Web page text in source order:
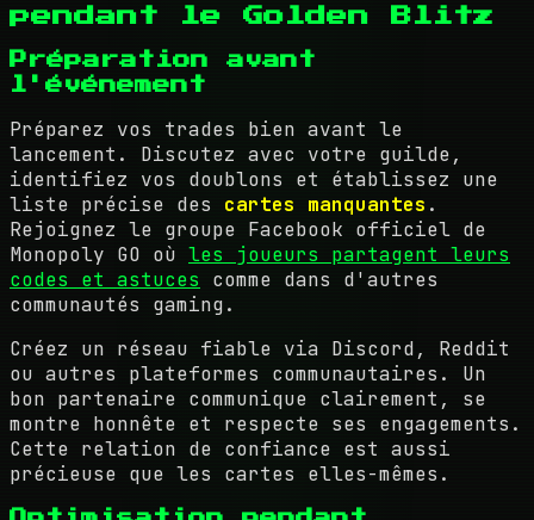
pendant le Golden Blitz
Préparation avant
l'événement
Préparez vos trades bien avant le
lancement. Discutez avec votre guilde,
identifiez vos doublons et établissez une
liste précise des cartes manquantes .
Rejoignez le groupe Facebook officiel de
Monopoly GO où les joueurs partagent leurs
codes et astuces comme dans d'autres
communautés gaming.
Créez un réseau fiable via Discord, Reddit
ou autres plateformes communautaires. Un
bon partenaire communique clairement, se
montre honnête et respecte ses engagements.
Cette relation de confiance est aussi
précieuse que les cartes elles-mêmes.